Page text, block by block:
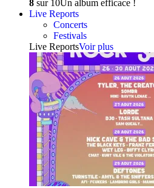
8 sur 10Un album efficace !
Live Reports
Concerts
Festivals
Live ReportsVoir plus